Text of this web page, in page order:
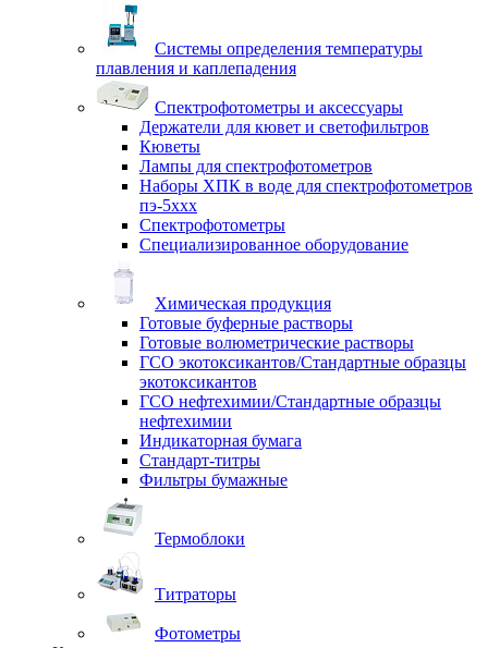
Системы определения температуры
плавления и каплепадения
Спектрофотометры и аксессуары
Держатели для кювет и светофильтров
Кюветы
Лампы для спектрофотометров
Наборы ХПК в воде для спектрофотометров
пэ-5ххх
Спектрофотометры
Специализированное оборудование
Химическая продукция
Готовые буферные растворы
Готовые волюметрические растворы
ГСО экотоксикантов/Стандартные образцы
экотоксикантов
ГСО нефтехимии/Стандартные образцы
нефтехимии
Индикаторная бумага
Стандарт-титры
Фильтры бумажные
Термоблоки
Титраторы
Фотометры